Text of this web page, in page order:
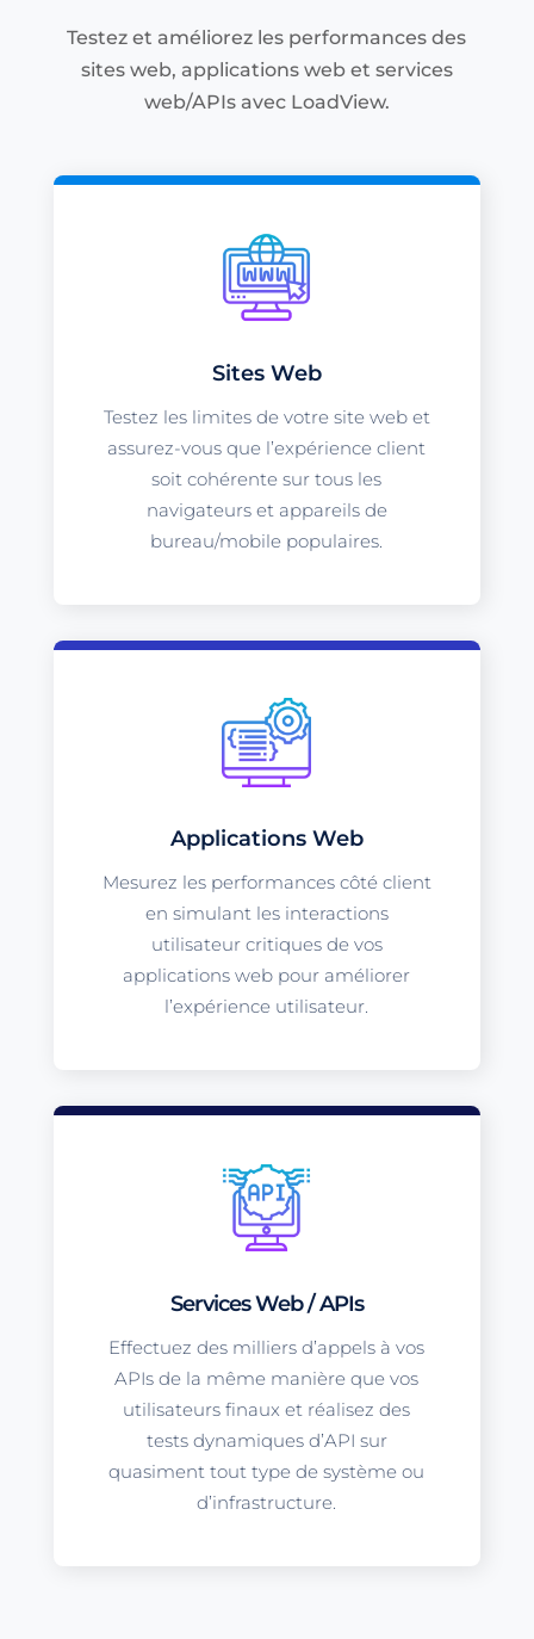
Testez et améliorez les performances des
sites web, applications web et services
web/APIs avec LoadView.
Sites Web
Testez les limites de votre site web et
assurez-vous que l’expérience client
soit cohérente sur tous les
navigateurs et appareils de
bureau/mobile populaires.
Applications Web
Mesurez les performances côté client
en simulant les interactions
utilisateur critiques de vos
applications web pour améliorer
l’expérience utilisateur.
Services Web / APIs
Effectuez des milliers d’appels à vos
APIs de la même manière que vos
utilisateurs finaux et réalisez des
tests dynamiques d’API sur
quasiment tout type de système ou
d’infrastructure.